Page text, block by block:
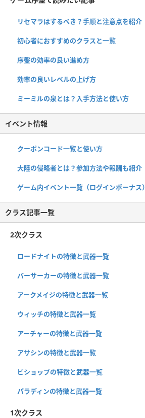
リセマラはするべき？手順と注意点を紹介
初心者におすすめのクラスと一覧
序盤の効率の良い進め方
効率の良いレベルの上げ方
ミーミルの泉とは？入手方法と使い方
イベント情報
クーポンコード一覧と使い方
大陸の侵略者とは？参加方法や報酬も紹介
ゲーム内イベント一覧（ログインボーナス）
クラス記事一覧
2次クラス
ロードナイトの特徴と武器一覧
バーサーカーの特徴と武器一覧
アークメイジの特徴と武器一覧
ウィッチの特徴と武器一覧
アーチャーの特徴と武器一覧
アサシンの特徴と武器一覧
ビショップの特徴と武器一覧
パラディンの特徴と武器一覧
1次クラス